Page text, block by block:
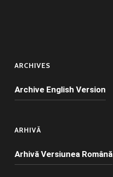
ARCHIVES
Archive English Version
ARHIVĂ
Arhivă Versiunea Română